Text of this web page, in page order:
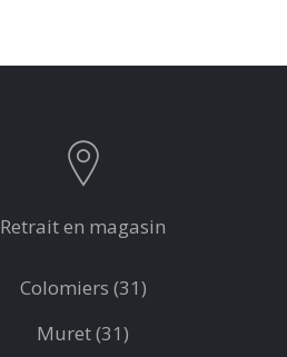
Retrait en magasin
Colomiers (31)
Muret (31)